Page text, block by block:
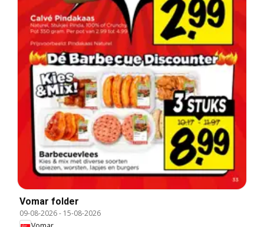
Vomar folder
09-08-2026- 15-08-2026